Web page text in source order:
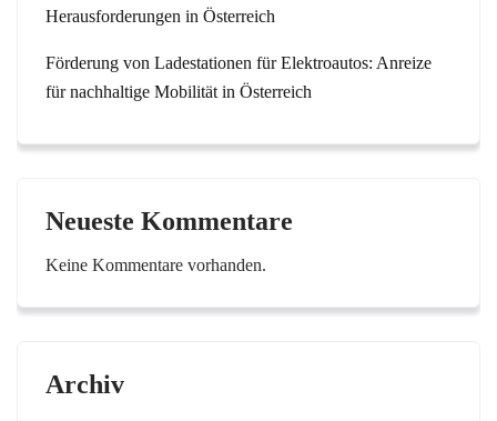
Herausforderungen in Österreich
Förderung von Ladestationen für Elektroautos: Anreize
für nachhaltige Mobilität in Österreich
Neueste Kommentare
Keine Kommentare vorhanden.
Archiv